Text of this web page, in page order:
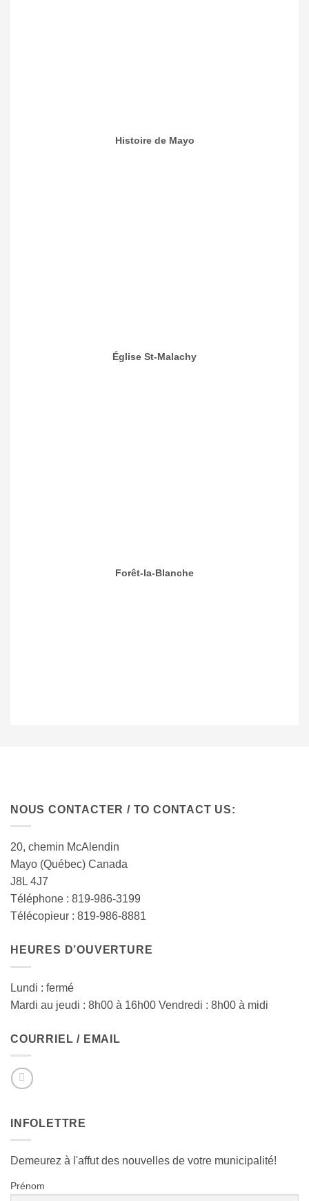
Histoire de Mayo
Église St-Malachy
Forêt-la-Blanche
NOUS CONTACTER / TO CONTACT US:
20, chemin McAlendin
Mayo (Québec) Canada
J8L 4J7
Téléphone : 819-986-3199
Télécopieur : 819-986-8881
HEURES D’OUVERTURE
Lundi : fermé
Mardi au jeudi : 8h00 à 16h00 Vendredi : 8h00 à midi
COURRIEL / EMAIL
INFOLETTRE
Demeurez à l'affut des nouvelles de votre municipalité!
Prénom